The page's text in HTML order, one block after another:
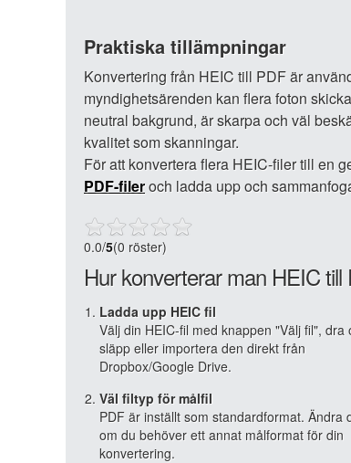
Praktiska tillämpningar
Konvertering från HEIC till PDF är
myndighetsärenden kan flera foton
neutral bakgrund, är skarpa och väl
kvalitet som skanningar.
För att konvertera flera HEIC-filer till en
PDF-fileroch ladda upp och
0.0/5(0 röster)
Hur konverterar man HEIC till
Ladda upp HEIC fil
Välj din HEIC-fil med knappen "Välj fil", dra
släpp eller importera den direkt från
Dropbox/Google Drive.
Väl filtyp för målfil
PDF är inställt som standardformat. Ändra
om du behöver ett annat målformat för din
konvertering.